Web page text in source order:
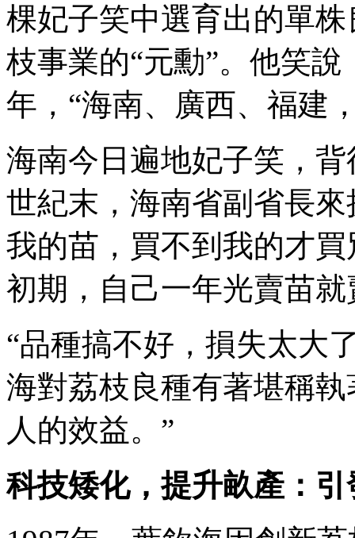
棵妃子笑中選育出的單
枝事業的“元勳”。他笑
年，“海南、廣西、福建
海南今日遍地妃子笑，
世紀末，海南省副省長
我的苗，買不到我的才
初期，自己一年光賣苗
“品種搞不好，損失太大
海對荔枝良種有著堪稱
人的效益。”
科技矮化，提升畝產：